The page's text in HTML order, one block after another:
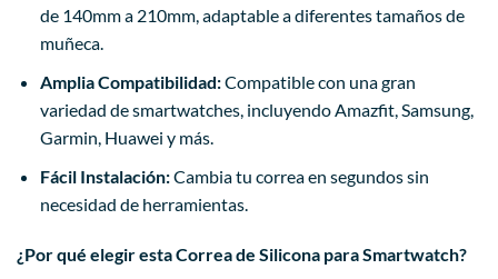
de 140mm a 210mm, adaptable a diferentes tamaños de
muñeca.
Amplia Compatibilidad:Compatible con una gran
variedad de smartwatches, incluyendo Amazfit, Samsung,
Garmin, Huawei y más.
Fácil Instalación:Cambia tu correa en segundos sin
necesidad de herramientas.
¿Por qué elegir esta Correa de Silicona para Smartwatch?